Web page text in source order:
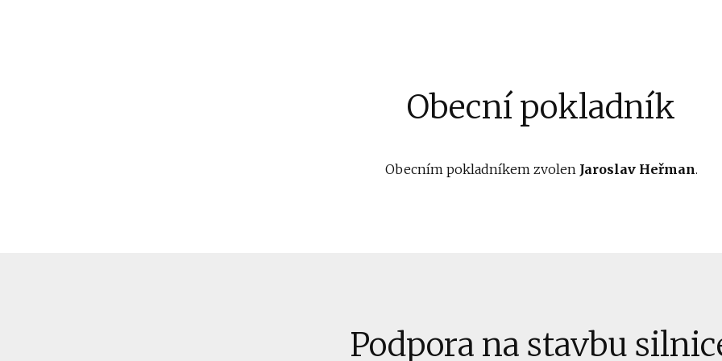
Obecní pokladník
Obecním pokladníkem zvolen Jaroslav Heřman.
Podpora na stavbu